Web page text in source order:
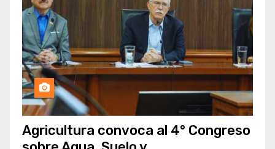
Agricultura convoca al 4° Congreso